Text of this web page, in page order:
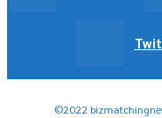
©2022